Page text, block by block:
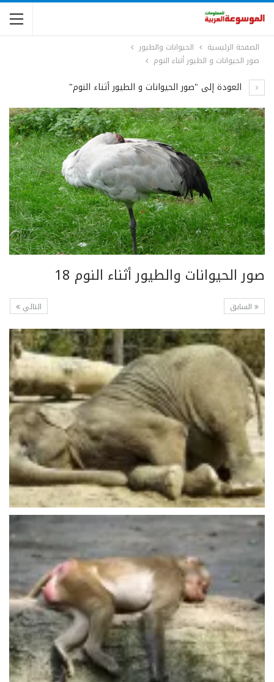
الصفحة الرئيسية
الحيوانات والطيور
صور الحيوانات و الطيور أثناء النوم
العودة إلى "صور الحيوانات و الطيور أثناء النوم"
صور الحيوانات والطيور أثناء النوم 18
التالي السابق